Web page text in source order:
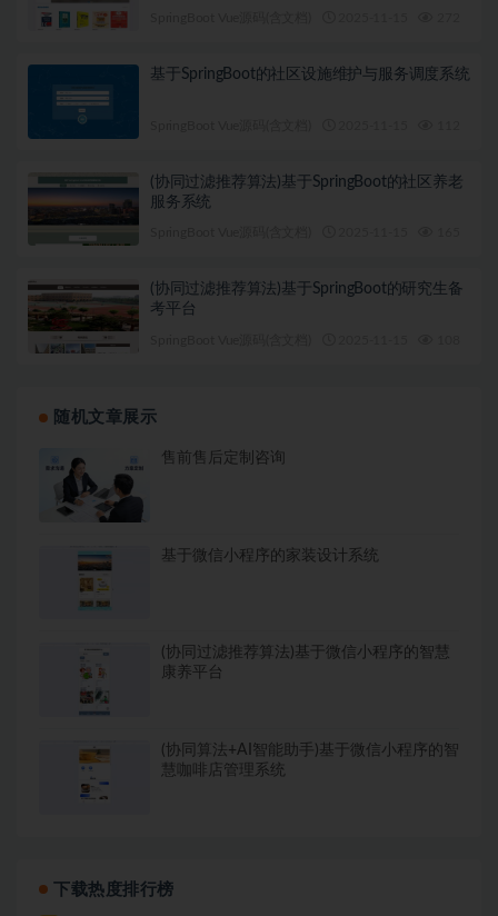
基于SpringBoot的社区设施维护与服务调度系统
(协同过滤推荐算法)基于SpringBoot的社区养老
服务系统
(协同过滤推荐算法)基于SpringBoot的研究生备
考平台
随机文章展示
售前售后定制咨询
基于微信小程序的家装设计系统
(协同过滤推荐算法)基于微信小程序的智慧
康养平台
(协同算法+AI智能助手)基于微信小程序的智
慧咖啡店管理系统
下载热度排行榜